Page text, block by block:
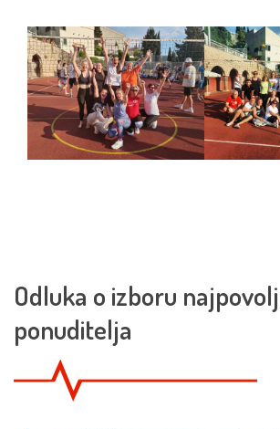
Odluka o izboru
ponuditelja